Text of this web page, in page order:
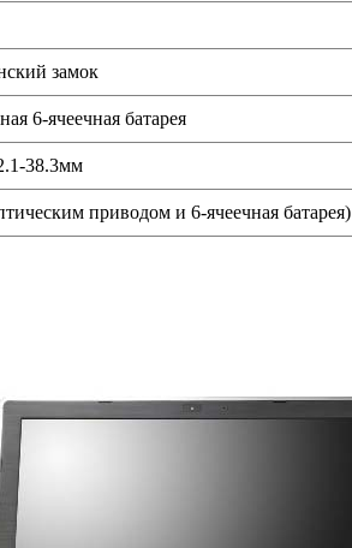
замок
6-ячеечная батарея
38.3мм
приводом и 6-ячеечная батарея)